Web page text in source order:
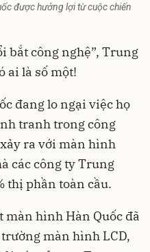
được hưởng lợi từ cuộc chiến
bắt công nghệ”, Trung
ai là số một!
đang lo ngại việc họ
tranh trong công
ra với màn hình
các công ty Trung
thị phần toàn cầu.
màn hình Hàn Quốc đã
màn hình LCD,